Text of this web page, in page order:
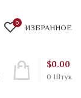
0 ИЗБРАННОЕ
0 Штук
$0.00